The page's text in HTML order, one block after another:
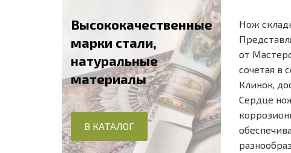
Нож
от
сочетая в
Клинок,
Сердце
Высококачественные
марки стали,
натуральные
материалы
В КАТАЛОГ